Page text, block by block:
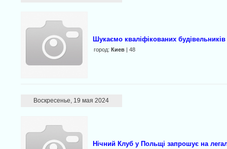
Шукаємо кваліфікованих
город: Киев| 48
Воскресенье, 19 мая 2024
Нічний Клуб у Польщі запрошує на